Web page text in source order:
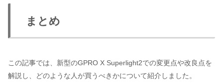
まとめ
この記事では、新型のGPRO X Superlight2での変更点や改良点を
解説し、どのような人が買うべきかについて紹介しました。